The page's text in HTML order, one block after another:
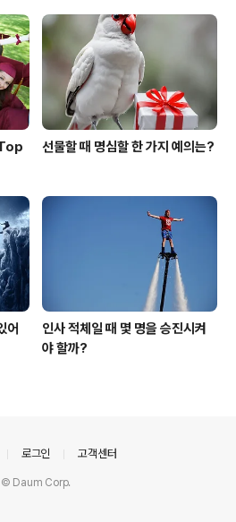
선물할 때 명심할 한 가지 예의는?
어
인사 적체일 때 몇 명을 승진시켜
야 할까?
로그인 고객센터
© Daum Corp.